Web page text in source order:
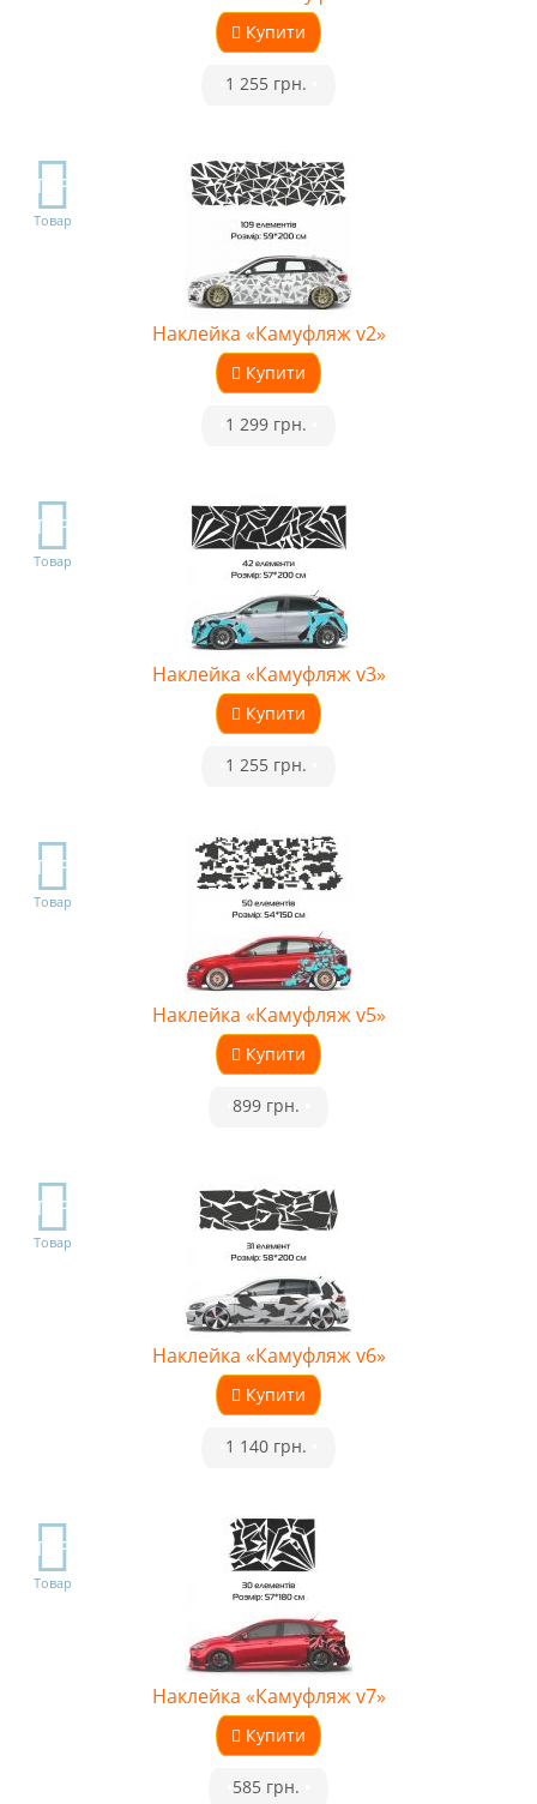
Купити
1 255 грн.
TOP
Товар
Наклейка «Камуфляж v2»
Купити
1 299 грн.
TOP
Товар
Наклейка «Камуфляж v3»
Купити
1 255 грн.
TOP
Товар
Наклейка «Камуфляж v5»
Купити
899 грн.
TOP
Товар
Наклейка «Камуфляж v6»
Купити
1 140 грн.
TOP
Товар
Наклейка «Камуфляж v7»
Купити
585 грн.